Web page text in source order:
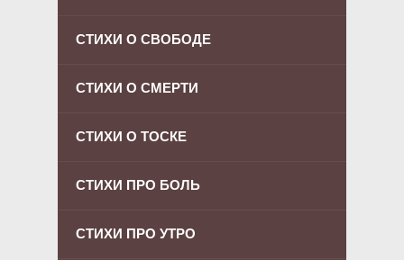
СТИХИ О СВОБОДЕ
СТИХИ О СМЕРТИ
СТИХИ О ТОСКЕ
СТИХИ ПРО БОЛЬ
СТИХИ ПРО УТРО